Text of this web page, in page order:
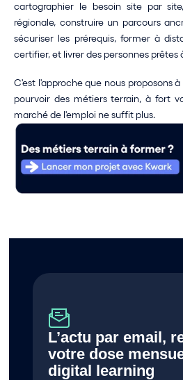
cartographier le besoin site par
régionale, construire un parcours
sécuriser les prérequis, former à
certifier, et livrer des personnes prêtes
C'est l'approche que nous proposons
pourvoir des métiers terrain, à fort
marché de l'emploi ne suffit plus.
L’actu par email,
votre dose
digital learning